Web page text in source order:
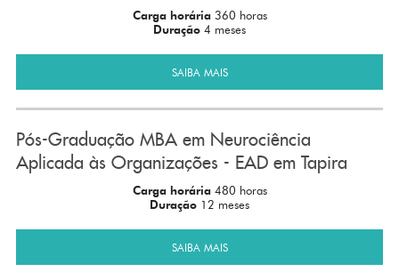
Carga horária 360 horas
Duração 4 meses
SAIBA MAIS
Pós-Graduação MBA em Neurociência
Aplicada às Organizações - EAD em Tapira
Carga horária 480 horas
Duração 12 meses
SAIBA MAIS